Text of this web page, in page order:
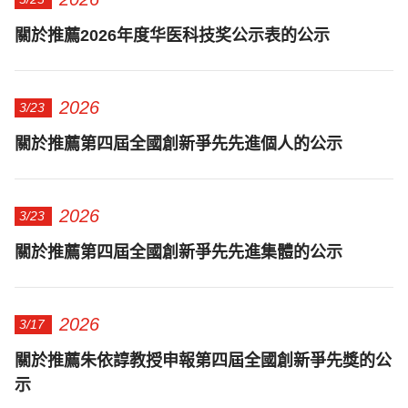
關於推薦2026年度华医科技奖公示表的公示
3/23 2026
關於推薦第四屆全國創新爭先先進個人的公示
3/23 2026
關於推薦第四屆全國創新爭先先進集體的公示
3/17 2026
關於推薦朱依諄教授申報第四屆全國創新爭先獎的公
示